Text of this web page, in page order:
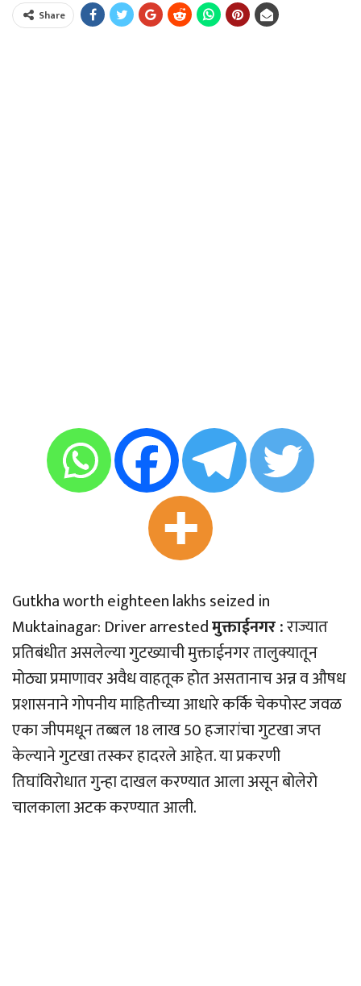
Share
Gutkha worth eighteen lakhs seized in
Muktainagar: Driver arrestedमुक्ताईनगर :राज्यात
प्रतिबंधीत असलेल्या गुटख्याची मुक्ताईनगर तालुक्यातून
मोठ्या प्रमाणावर अवैध वाहतूक होत असतानाच अन्न व औषध
प्रशासनाने गोपनीय माहितीच्या आधारे कर्कि चेकपोस्ट जवळ
एका जीपमधून तब्बल 18 लाख 50 हजारांचा गुटखा जप्त
केल्याने गुटखा तस्कर हादरले आहेत. या प्रकरणी
तिघांविरोधात गुन्हा दाखल करण्यात आला असून बोलेरो
चालकाला अटक करण्यात आली.